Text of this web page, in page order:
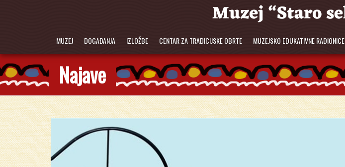
MUZEJ DOGAĐANJA IZLOŽBE CENTAR ZA TRADICIJSKE OBRTE MUZEJSKO EDUKATIVNE RADIONICE
Najave